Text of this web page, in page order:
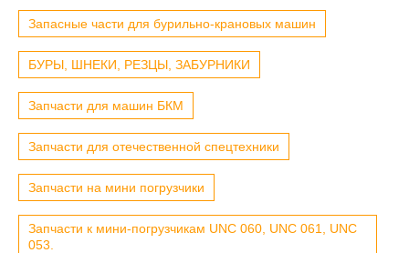
Запасные части для бурильно-крановых машин
БУРЫ, ШНЕКИ, РЕЗЦЫ, ЗАБУРНИКИ
Запчасти для машин БКМ
Запчасти для отечественной спецтехники
Запчасти на мини погрузчики
Запчасти к мини-погрузчикам UNC 060, UNC 061, UNC
053.